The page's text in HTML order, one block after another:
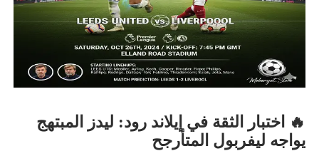
🔥 اختبار الثقة في إيلاند رود: ليدز المبتهج
يواجه ليفربول المتأرجح